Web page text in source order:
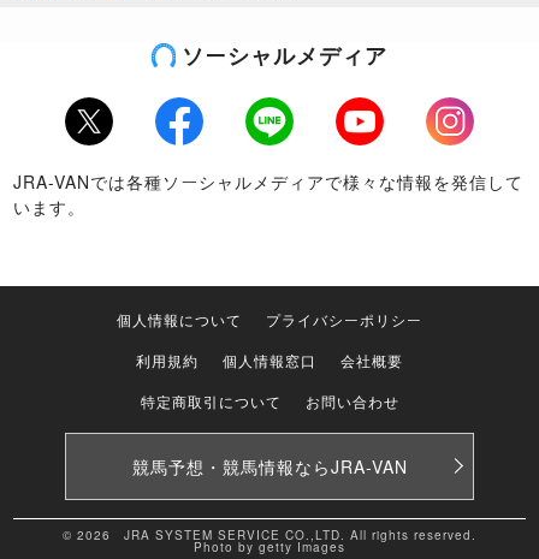
ソーシャルメディア
Twitter Facebook LINE Youtube
Instagram
JRA-VANでは各種ソーシャルメディアで様々な情報を発信して
います。
個人情報について
プライバシーポリシー
利用規約
個人情報窓口
会社概要
特定商取引について
お問い合わせ
競馬予想・競馬情報ならJRA-VAN
© 2026 JRA SYSTEM SERVICE CO.,LTD. All rights reserved.
Photo by getty Images